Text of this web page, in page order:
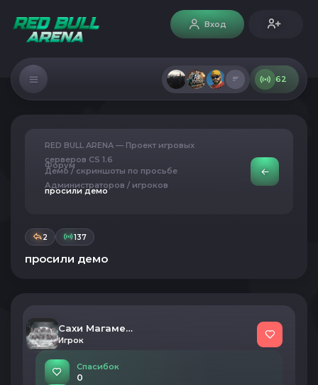
Вход
62
RED BULL ARENA — Проект игровых
серверов CS 1.6
Форум
Демо / скриншоты по просьбе
Администраторов / игроков
просили демо
2 137
просили демо
Сахи Магамедов
Игрок
Спасибок
0